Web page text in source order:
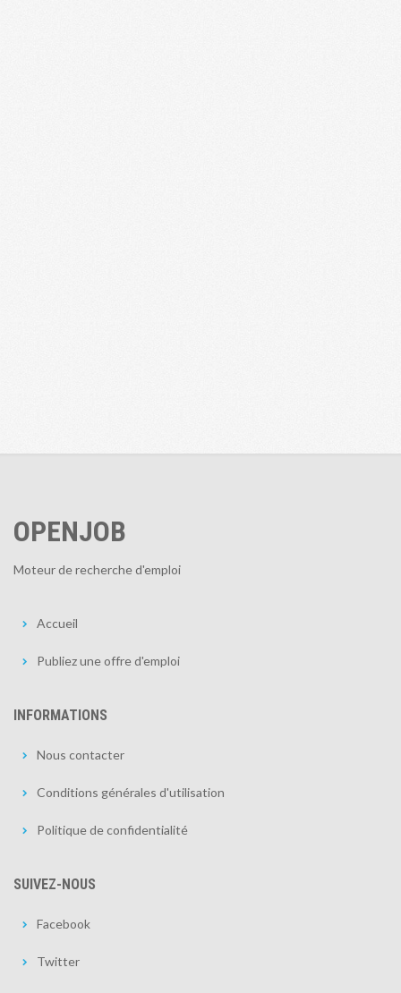
OPENJOB
Moteur de recherche d'emploi
Accueil
Publiez une offre d'emploi
INFORMATIONS
Nous contacter
Conditions générales d'utilisation
Politique de confidentialité
SUIVEZ-NOUS
Facebook
Twitter